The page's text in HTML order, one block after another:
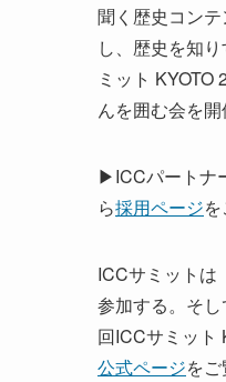
聞く歴史コン
し、歴史を知
ミット
んを囲む会を開
▶ICCパートナ
ら採用ページ
ICCサミットは
参加する。そ
回ICCサミット
公式ページをご